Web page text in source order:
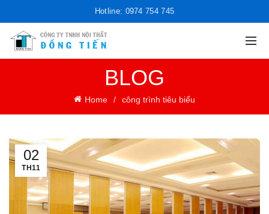
Hotline: 0974 754 745
BLOG
Home công trình tiêu biểu
02
TH11